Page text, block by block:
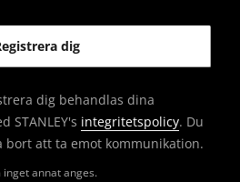
annat anges.
dig behandlas dina
STANLEY's integritetspolicy. Du
bort att ta emot kommunikation.